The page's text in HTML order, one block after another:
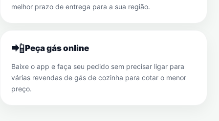
melhor prazo de entrega para a sua região.
📲Peça gás online
Baixe o app e faça seu pedido sem precisar ligar para
várias revendas de gás de cozinha para cotar o menor
preço.